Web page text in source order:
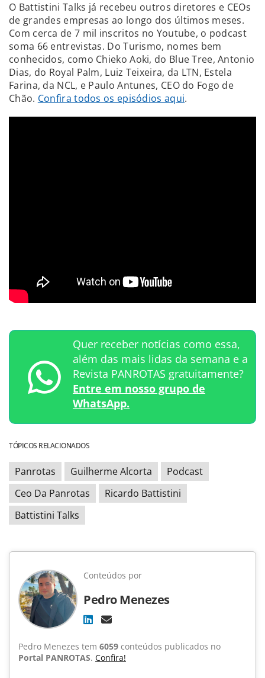
O Battistini Talks já recebeu outros diretores e CEOs
de grandes empresas ao longo dos últimos meses.
Com cerca de 7 mil inscritos no Youtube, o podcast
soma 66 entrevistas. Do Turismo, nomes bem
conhecidos, como Chieko Aoki, do Blue Tree, Antonio
Dias, do Royal Palm, Luiz Teixeira, da LTN, Estela
Farina, da NCL, e Paulo Antunes, CEO do Fogo de
Chão. Confira todos os episódios aqui.
Quer receber notícias como essa,
além das mais lidas da semana e a
Revista PANROTAS gratuitamente?
Entre em nosso grupo de
WhatsApp.
TÓPICOS RELACIONADOS
Panrotas Guilherme Alcorta
Podcast
Ceo Da Panrotas
Ricardo Battistini
Battistini Talks
Conteúdos por
Pedro Menezes
Pedro Menezes tem 6059 conteúdos publicados no
Portal PANROTAS. Confira!